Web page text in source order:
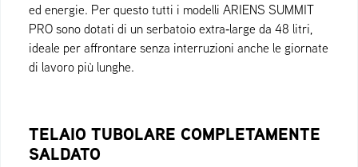
ed energie. Per questo tutti i modelli ARIENS SUMMIT
PRO sono dotati di un serbatoio extra‑large da 48 litri,
ideale per affrontare senza interruzioni anche le giornate
di lavoro più lunghe.
TELAIO TUBOLARE COMPLETAMENTE
SALDATO